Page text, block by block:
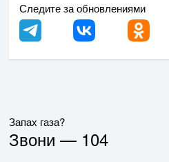
Следите за обновлениями
Запах газа?
Звони — 104